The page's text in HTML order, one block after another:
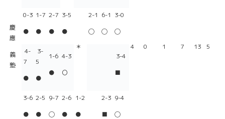
慶
應
義
塾
0-3
●
1-7
●
2-7
●
3-5
●
＊
2-1
◯
6-1
◯
3-0
◯
4
0 1 7 13 5
4-
7
●
3-
5
●
1-6
●
4-3
〇
3-4
■
3-6
●
2-5
●
9-7
◯
2-6
●
1-2
●
2-3
■
9-4
◯